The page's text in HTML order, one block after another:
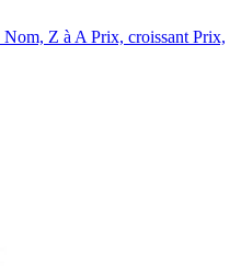
Nom, Z à A Prix, croissant Prix,